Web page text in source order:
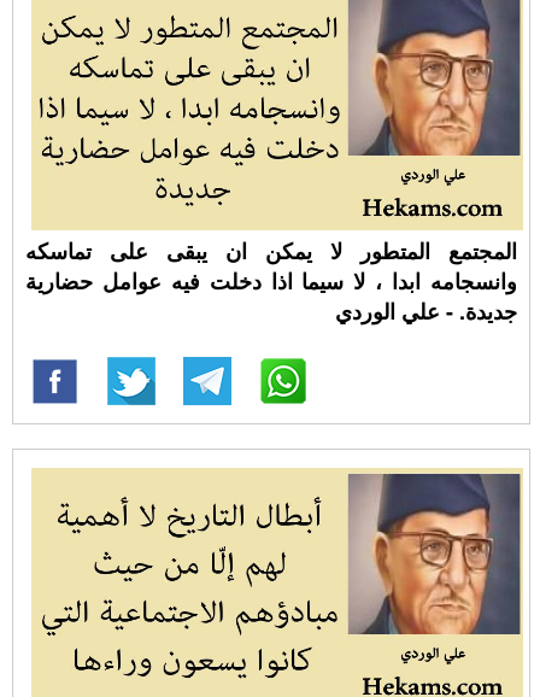
المجتمع المتطور لا يمكن ان يبقى على تماسكه
وانسجامه ابدا ، لا سيما اذا دخلت فيه عوامل حضارية
جديدة. - علي الوردي